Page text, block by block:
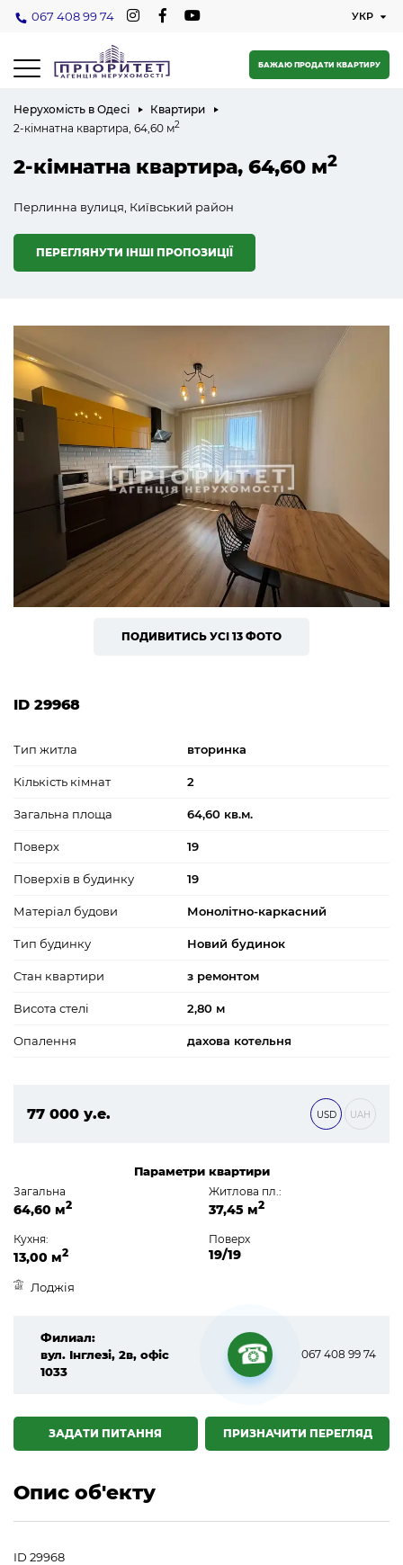
067 408 99 74
БАЖАЮ ПРОДАТИ КВАРТИРУ
Нерухомість в Одесі
Квартири
2-кімнатна квартира, 64,60 м2
2-кімнатна квартира, 64,60 м2
Перлинна вулиця, Київський район
ПЕРЕГЛЯНУТИ ІНШІ ПРОПОЗИЦІЇ
ПОДИВИТИСЬ УСІ 13 ФОТО
ID 29968
Тип житла вторинка
Кількість кімнат 2
Загальна площа 64,60 кв.м.
Поверх 19
Поверхів в будинку 19
Матеріал будови Монолітно-каркасний
Тип будинку Новий будинок
Стан квартири з ремонтом
Висота стелі 2,80 м
Опалення дахова котельня
77 000 у.е.
USD UAH
Параметри квартири
Загальна
64,60 м2
Житлова пл.:
37,45 м2
Кухня:
13,00 м2
Поверх
19/19
Лоджія
Филиал:
вул. Інглезі, 2в, офіс
1033
☎
067 408 99 74
ПРИЗНАЧИТИ ПЕРЕГЛЯД
ЗАДАТИ ПИТАННЯ
Опис об'екту
ID 29968